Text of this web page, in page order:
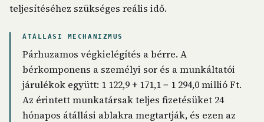
teljesítéséhez szükséges reális idő.
ÁTÁLLÁSI MECHANIZMUS
Párhuzamos végkielégítés a bérre. A
bérkomponens a személyi sor és a munkáltatói
járulékok együtt: 1 122,9 + 171,1 = 1 294,0 millió Ft.
Az érintett munkatársak teljes fizetésüket 24
hónapos átállási ablakra megtartják, és ezen az